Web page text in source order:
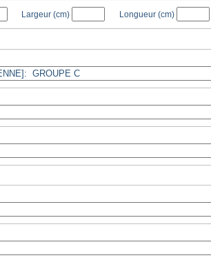
Largeur (cm) Longueur(cm)